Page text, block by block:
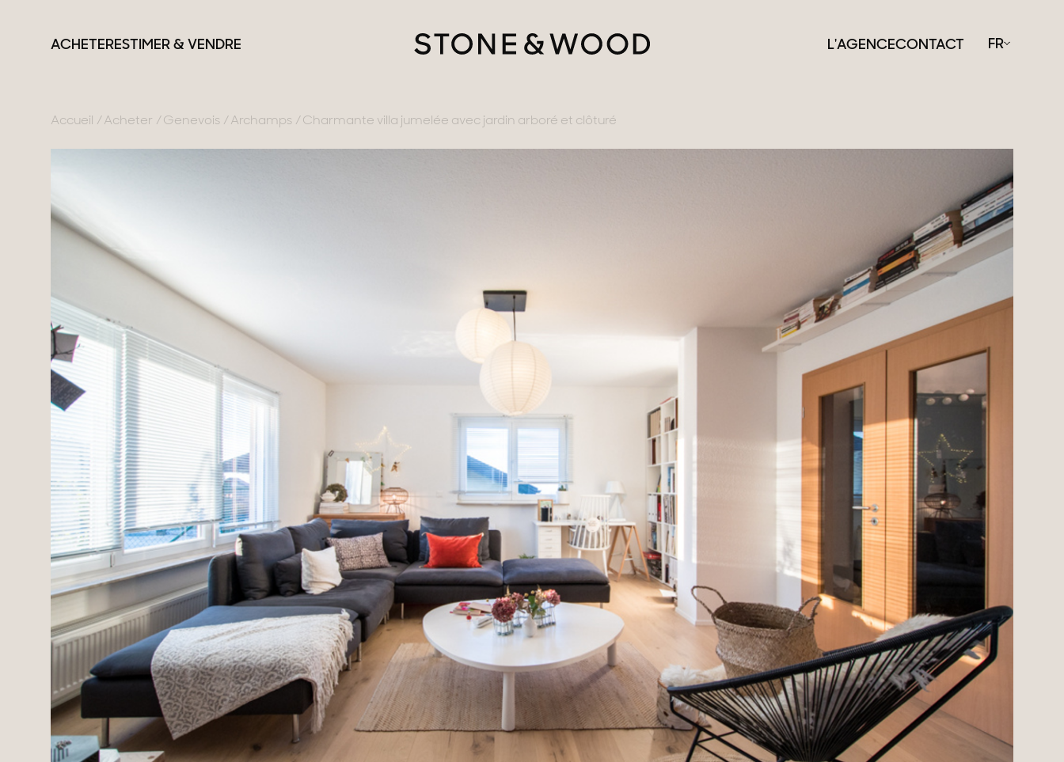
ACHETERESTIMER & VENDRE L'AGENCECONTACT FR
Lac d'Annecy
Genevois
Lac du Bourget
Provence
Alpes Suisses
Maisons de ville
Maisons de campagne
Domaines
Projets neufs
Réhabilitations & Terrains
Tous nos biens
Accueil Acheter Genevois Archamps Charmante villa jumelée avec jardin arboré et clôturé